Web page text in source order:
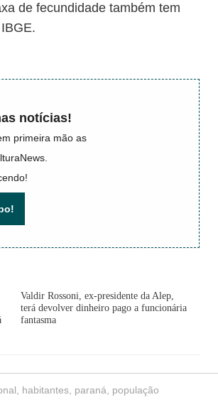
de fecundidade também tem
notícias!
primeira mão as
Valdir Rossoni, ex-presidente da Alep,
terá devolver dinheiro pago a funcionária
fantasma
habitantes paraná população